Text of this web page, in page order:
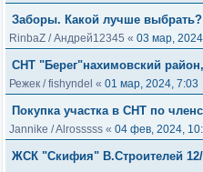
Заборы. Какой лучше выбрать?
RinbaZ /Андрей12345 « 03 мар,
СНТ "Берег"нахимовский
Режек /fishyndel « 01 мар, 2024, 7:03
Покупка участка в СНТ по
Jannike /Alrosssss « 04 фев, 2024,
ЖСК "Скифия" В.Строителей